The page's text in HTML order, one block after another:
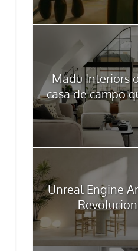
Madu Interiors
casa de campo
Unreal Engine